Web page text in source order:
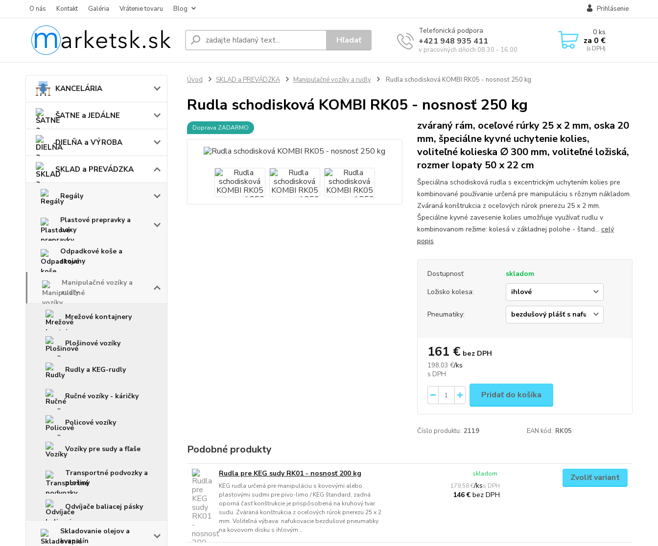
O nás Kontakt Galéria Vrátenie tovaru Blog Prihlásenie
Hľadať
Telefonická podpora
+421 948 935 411
v pracovných dňoch 08.30 - 16.00
0ks
za 0 €
KANCELÁRIA
ŠATNE a JEDÁLNE
DIELŇA a VÝROBA
SKLAD a PREVÁDZKA
Regály
Plastové prepravky a
boxy
Odpadkové koše a
stojany
Manipulačné vozíky a
rudly
Mrežové kontajnery
Plošinové vozíky
Rudly a KEG-rudly
Ručné vozíky - káričky
Policové vozíky
Vozíky pre sudy a fľaše
Transportné podvozky a
plošiny
Odvíjače baliacej pásky
Skladovanie olejov a
kvapalín
Úvod SKLAD a PREVÁDZKA Manipulačné vozíky a rudly Rudla schodisková KOMBI RK05 - nosnosť 250 kg
Rudla schodisková KOMBI RK05 - nosnosť 250 kg
Doprava ZADARMO
zváraný rám, oceľové rúrky 25 x 2 mm, oska 20
mm, špeciálne kyvné uchytenie kolies,
voliteľné kolieska ∅ 300 mm, voliteľné ložiská,
rozmer lopaty 50 x 22 cm
Špeciálna schodisková rudla s excentrickým uchytením kolies pre
kombinované používanie určená pre manipuláciu s rôznym nákladom.
Zváraná konštrukcia z oceľových rúrok prierezu 25 x 2 mm.
Špeciálne kyvné zavesenie kolies umožňuje využívať rudlu v
kombinovanom režime: kolesá v základnej polohe - štand... celý
popis
Dostupnosť
skladom
Ložisko kolesa:
Pneumatiky:
198,03 €/ks
161 € bez DPH
Pridať do košíka
Číslo produktu: 2119 EAN kód: RK05
Podobné produkty
Rudla pre KEG sudy RK01 - nosnosť 200 kg
KEG rudla určená pre manipuláciu s kovovými alebo
plastovými sudmi pre pivo-limo / KEG štandard, zadná
oporná časť konštrukcie je prispôsobená na kruhový tvar
sudu. Zváraná konštrukcia z oceľových rúrok prierezu 25 x 2
mm. Voliteľná výbava: nafukovacie bezdušové pneumatiky
na kovovom disku s ihlovým...
179,58 €/ks
146 €bez DPH
skladom Zvoliť variant